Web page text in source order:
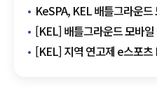
KeSPA, KEL 배틀그라운
대장정 마무리
[KEL] 배틀그라운드 모바
[KEL] 지역 연고제 e스포